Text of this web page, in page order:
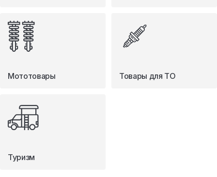
Мототовары Товары для ТО
Туризм